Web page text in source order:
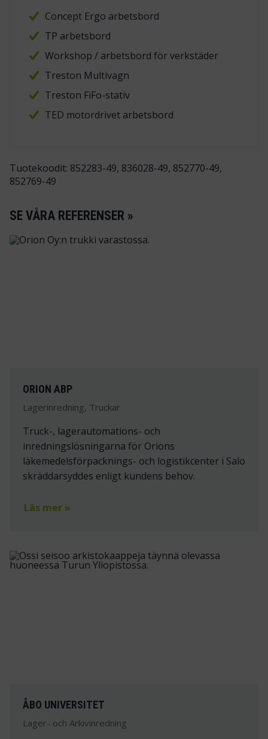
Concept Ergo arbetsbord
TP arbetsbord
Workshop / arbetsbord för verkstäder
Treston Multivagn
Treston FiFo-stativ
TED motordrivet arbetsbord
Tuotekoodit: 852283-49, 836028-49, 852770-49,
852769-49
SE VÅRA REFERENSER »
ORION ABP
Lagerinredning, Truckar
Truck-, lagerautomations- och
inredningslösningarna för Orions
läkemedelsförpacknings- och logistikcenter i Salo
skräddarsyddes enligt kundens behov.
Läs mer »
ÅBO UNIVERSITET
Lager- och Arkivinredning